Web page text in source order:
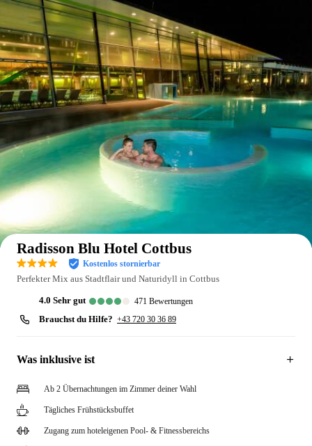
Radisson Blu Hotel Cottbus
Kostenlos stornierbar
Perfekter Mix aus Stadtflair und Naturidyll in Cottbus
4.0 sehr gut 471 Bewertungen
Brauchst du Hilfe? +43 720 30 36 89
Was inklusive ist
Ab 2 Übernachtungen im Zimmer deiner Wahl
Tägliches Frühstücksbuffet
Zugang zum hoteleigenen Pool- & Fitnessbereichs